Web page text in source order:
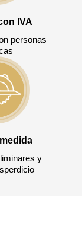
IVA
personas
y